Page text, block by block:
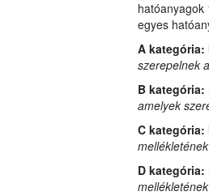
hatóanyagok
egyes
A kategória:
szerepelnek
B kategória:
amelyek
C kategória:
D kategória: